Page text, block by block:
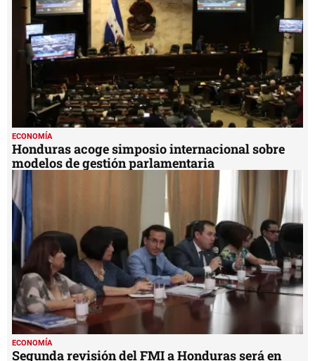
ECONOMÍA
Honduras acoge simposio internacional sobre
modelos de gestión parlamentaria
ECONOMÍA
Segunda revisión del FMI a Honduras será en